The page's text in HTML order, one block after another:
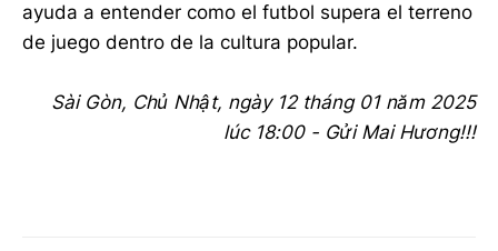
ayuda a entender como el futbol supera el terreno
de juego dentro de la cultura popular.
Sài Gòn, Chủ Nhật, ngày 12 tháng 01 năm 2025
lúc 18:00 - Gửi Mai Hương!!!